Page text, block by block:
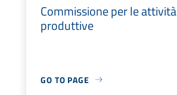
Commissione per le attività
produttive
GO TO PAGE